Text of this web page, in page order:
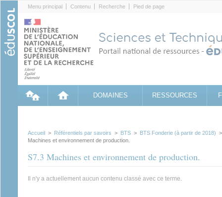
Menu principal Contenu Recherche Pied de page
DOMAINES RESSOURCES
Accueil > Référentiels par savoirs > BTS > BTS Fonderie (à partir de 2018)
Machines et environnement de production.
S7.3 Machines et environnement de production.
Il n'y a actuellement aucun contenu classé avec ce terme.